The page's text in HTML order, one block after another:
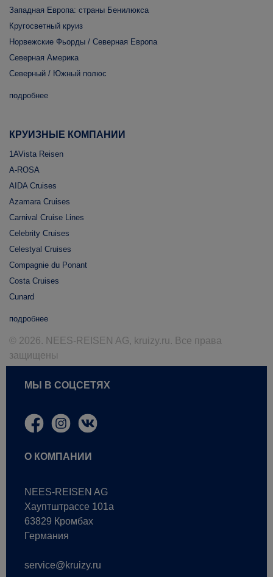
Западная Европа: страны Бенилюкса
Кругосветный круиз
Норвежские Фьорды / Северная Европа
Северная Америка
Северный / Южный полюс
подробнее
КРУИЗНЫЕ КОМПАНИИ
1AVista Reisen
A-ROSA
AIDA Cruises
Azamara Cruises
Carnival Cruise Lines
Celebrity Cruises
Celestyal Cruises
Compagnie du Ponant
Costa Cruises
Cunard
подробнее
© 2026. NEES-REISEN AG, kruizy.ru. Все права
защищены
МЫ В СОЦСЕТЯХ
О КОМПАНИИ
NEES-REISEN AG
Хауптштрассе 101a
63829 Кромбах
Германия
service@kruizy.ru